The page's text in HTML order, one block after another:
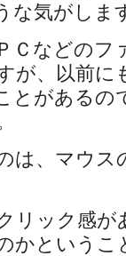
な気がしま
Ｃなどのフ
が、以前に
とがあるの
は、マウス
リック感が
かというこ